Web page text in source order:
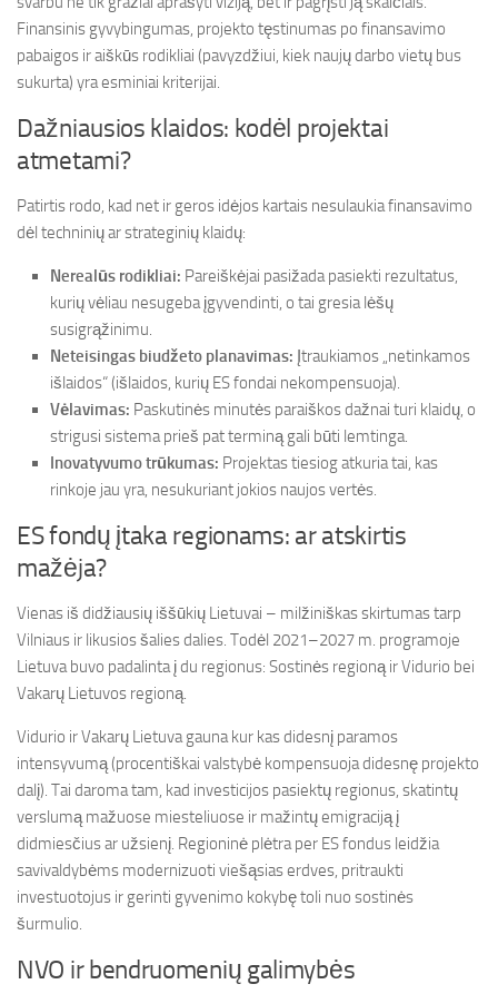
Finansinis gyvybingumas, projekto tęstinumas po finansavimo
pabaigos ir aiškūs rodikliai (pavyzdžiui, kiek naujų darbo vietų bus
sukurta) yra esminiai kriterijai.
Dažniausios klaidos: kodėl projektai
atmetami?
Patirtis rodo, kad net ir geros idėjos kartais nesulaukia finansavimo
dėl techninių ar strateginių klaidų:
Nerealūs rodikliai: Pareiškėjai pasižada pasiekti rezultatus,
kurių vėliau nesugeba įgyvendinti, o tai gresia lėšų
susigrąžinimu.
Neteisingas biudžeto planavimas: Įtraukiamos „netinkamos
išlaidos“ (išlaidos, kurių ES fondai nekompensuoja).
Vėlavimas: Paskutinės minutės paraiškos dažnai turi klaidų, o
strigusi sistema prieš pat terminą gali būti lemtinga.
Inovatyvumo trūkumas: Projektas tiesiog atkuria tai, kas
rinkoje jau yra, nesukuriant jokios naujos vertės.
ES fondų įtaka regionams: ar atskirtis
mažėja?
Vienas iš didžiausių iššūkių Lietuvai – milžiniškas skirtumas tarp
Vilniaus ir likusios šalies dalies. Todėl 2021–2027 m. programoje
Lietuva buvo padalinta į du regionus: Sostinės regioną ir Vidurio bei
Vakarų Lietuvos regioną.
Vidurio ir Vakarų Lietuva gauna kur kas didesnį paramos
intensyvumą (procentiškai valstybė kompensuoja didesnę projekto
dalį). Tai daroma tam, kad investicijos pasiektų regionus, skatintų
verslumą mažuose miesteliuose ir mažintų emigraciją į
didmiesčius ar užsienį. Regioninė plėtra per ES fondus leidžia
savivaldybėms modernizuoti viešąsias erdves, pritraukti
investuotojus ir gerinti gyvenimo kokybę toli nuo sostinės
šurmulio.
NVO ir bendruomenių galimybės